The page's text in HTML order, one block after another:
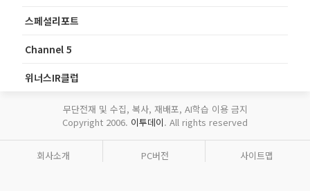
스페셜리포트
Channel 5
위너스IR클럽
무단전재 및 수집, 복사, 재배포, AI학습 이용 금지
Copyright 2006. 이투데이. All rights reserved
회사소개 PC버전 사이트맵